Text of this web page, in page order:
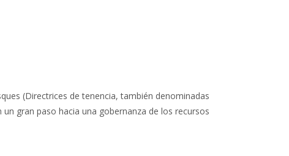
(Directrices de tenencia, también denominadas
gran paso hacia una gobernanza de los recursos